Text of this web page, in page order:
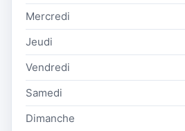
Mercredi
Jeudi
Vendredi
Samedi
Dimanche